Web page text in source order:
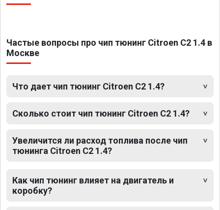
Частые вопросы про чип тюнинг Citroen C2 1.4 в
Москве
Что дает чип тюнинг Citroen C2 1.4?
Сколько стоит чип тюнинг Citroen C2 1.4?
Увеличится ли расход топлива после чип
тюнинга Citroen C2 1.4?
Как чип тюнинг влияет на двигатель и
коробку?